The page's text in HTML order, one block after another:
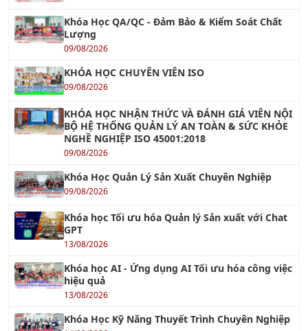
Khóa học Xây Dựng Khung Năng Lực Nhân Sự
20/08/2026
13/08/2026
viên
13/08/2026
KHÓA AI
Khóa học Tối ưu hóa Quản lý Sản xuất với Chat
GPT
Khóa học ChatGPT - Tối ưu hóa công việc với
ChatGPT
Khóa học AI Marketing
15/08/2026
Khóa học Ứng dụng AI cho Khối văn phòng